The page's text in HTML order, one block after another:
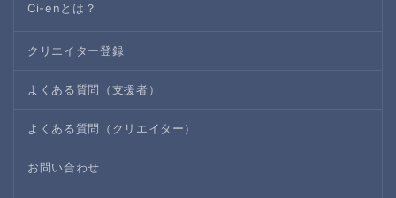
Ci-enとは？
クリエイター登録
よくある質問（支援者）
よくある質問（クリエイター）
お問い合わせ